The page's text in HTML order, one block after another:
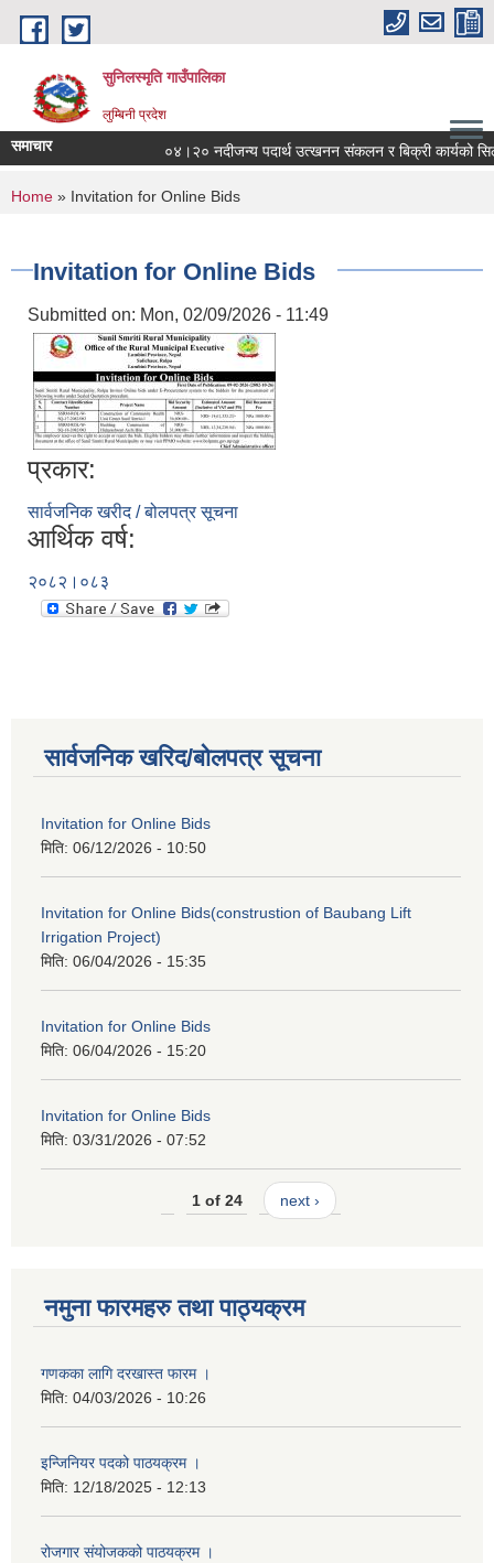
Skip to main content
सुनिलस्मृति गाउँपालिका
लुम्बिनी प्रदेश
समाचार ०४।२० नदीजन्य पदार्थ उत्खनन संकलन र बिक्री कार्यको
You are here
Home » Invitation for Online Bids
Invitation for Online Bids
Submitted on: Mon, 02/09/2026 - 11:49
प्रकार:
सार्वजनिक खरीद / बोलपत्र सूचना
आर्थिक वर्ष:
२०८२।०८३
सार्वजनिक खरिद/बोलपत्र सूचना
Invitation for Online Bids
मिति: 06/12/2026 - 10:50
Invitation for Online Bids(construstion of Baubang Lift
Irrigation Project)
मिति: 06/04/2026 - 15:35
Invitation for Online Bids
मिति: 06/04/2026 - 15:20
Invitation for Online Bids
मिति: 03/31/2026 - 07:52
1 of 24 next ›
नमुना फारमहरु तथा पाठ्यक्रम
गणकका लागि दरखास्त फारम ।
मिति: 04/03/2026 - 10:26
इन्जिनियर पदको पाठयक्रम ।
मिति: 12/18/2025 - 12:13
रोजगार संयोजकको पाठयक्रम ।